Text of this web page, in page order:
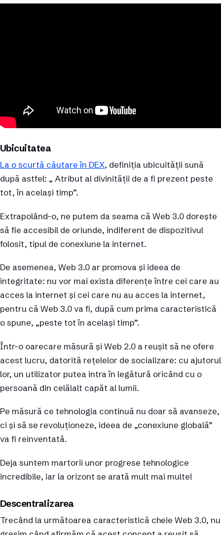
Ubicuitatea
La o scurtă căutare în DEX, definiția ubicuității sună
după astfel: „ Atribut al divinității de a fi prezent peste
tot, în același timp”.
Extrapolând-o, ne putem da seama că Web 3.0 dorește
să fie accesibil de oriunde, indiferent de dispozitivul
folosit, tipul de conexiune la internet.
De asemenea, Web 3.0 ar promova și ideea de
integritate: nu vor mai exista diferențe între cei care au
acces la internet și cei care nu au acces la internet,
pentru că Web 3.0 va fi, după cum prima caracteristică
o spune, „peste tot în același timp”.
Într-o oarecare măsură și Web 2.0 a reușit să ne ofere
acest lucru, datorită rețelelor de socializare: cu ajutorul
lor, un utilizator putea intra în legătură oricând cu o
persoană din celălalt capăt al lumii.
Pe măsură ce tehnologia continuă nu doar să avanseze,
ci și să se revoluționeze, ideea de „conexiune globală”
va fi reinventată.
Deja suntem martorii unor progrese tehnologice
incredibile, iar la orizont se arată mult mai multe!
Descentralizarea
Trecând la următoarea caracteristică cheie Web 3.0, nu